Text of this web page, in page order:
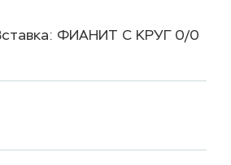
ФИАНИТ С КРУГ 0/0